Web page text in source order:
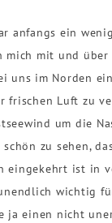
anfangs ein
mich mit und über
uns im Norden
frischen Luft zu
um die
zu sehen,
eingekehrt ist in
wichtig
ja einen nicht